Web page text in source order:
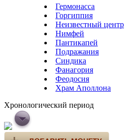
Гермонасса
Горгиппия
Неизвестный центр
Нимфей
Пантикапей
Подражания
Синдика
Фанагория
Феодосия
Храм Аполлона
Хронологический период